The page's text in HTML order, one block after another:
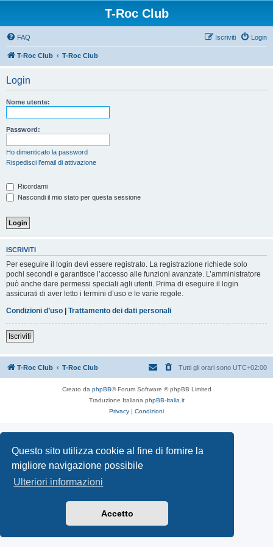
Questo sito utilizza cookie al fine di fornire la
migliore navigazione possibile
Ulteriori informazioni
Accetto
T-Roc Club
FAQ Login
Iscriviti
T-Roc Club T-Roc Club
Login
Nome utente:
Password:
Ho dimenticato la password
Rispedisci l’email di attivazione
Ricordami
Nascondi il mio stato per questa sessione
ISCRIVITI
Per eseguire il login devi essere registrato. La registrazione richiede solo
pochi secondi e garantisce l’accesso alle funzioni avanzate. L’amministratore
può anche dare permessi speciali agli utenti. Prima di eseguire il login
assicurati di aver letto i termini d’uso e le varie regole.
Condizioni d’uso | Trattamento dei dati personali
Iscriviti
T-Roc Club T-Roc Club Tutti gli orari sono UTC+02:00
Creato da phpBB® Forum Software © phpBB Limited
Traduzione Italiana phpBB-Italia.it
Privacy | Condizioni